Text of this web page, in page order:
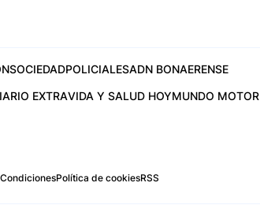
SOCIEDADPOLICIALESADN BONAERENSE
EXTRAVIDA Y SALUD HOYMUNDO MOTOR
Política de cookiesRSS